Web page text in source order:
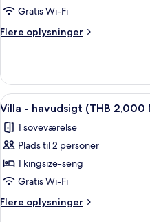
per
Night)
2,000
Resort
-
privat
havudsigt
(THB
2,000
Net
Resort
credit
per
Night)
Gratis Wi-Fi
Flere oplysninger
Flere
suite
privat
havudsigt
2,000
Net
credit
Indlæs
alle
billeder
af
Villa
-
havudsigt
(THB
4
Villa - havudsigt (THB
1 soveværelse
Plads til 2 personer
1 kingsize-seng
Gratis Wi-Fi
Flere oplysninger
Flere